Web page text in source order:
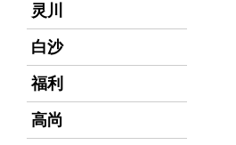
灵川
白沙
福利
高尚